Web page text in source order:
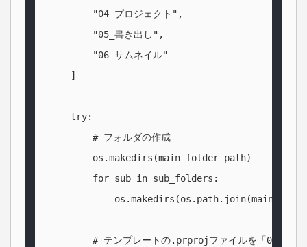
        "04_プロジェクト",
        "05_書き出し",
        "06_サムネイル"
    ]
    try:
        # フォルダの作成
        os.makedirs(main_folder_path)
        for sub in sub_folders:
# テンプレートの.prprojファイルを「04_プロ